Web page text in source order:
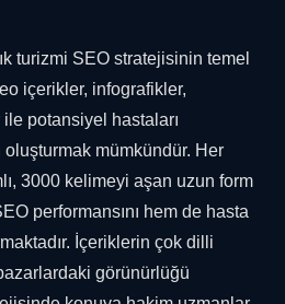
turizmi SEO stratejisinin temel
içerikler, infografikler,
potansiyel hastaları
mümkündür. Her
3000 kelimeyi aşan uzun form
performansını hem de hasta
İçeriklerin çok dilli
görünürlüğü